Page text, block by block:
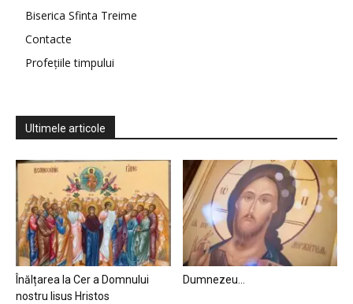
Biserica Sfinta Treime
Contacte
Profețiile timpului
Ultimele articole
Înălțarea la Cer a Domnului
nostru Iisus Hristos
Dumnezeu…